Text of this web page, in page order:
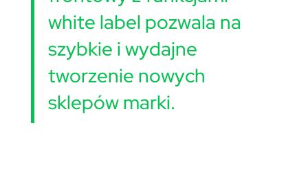
white label pozwala na
szybkie i wydajne
tworzenie nowych
sklepów marki.